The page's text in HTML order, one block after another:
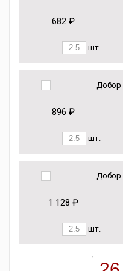
682 ₽
шт.
Добор
896 ₽
шт.
Добор
1 128 ₽
шт.